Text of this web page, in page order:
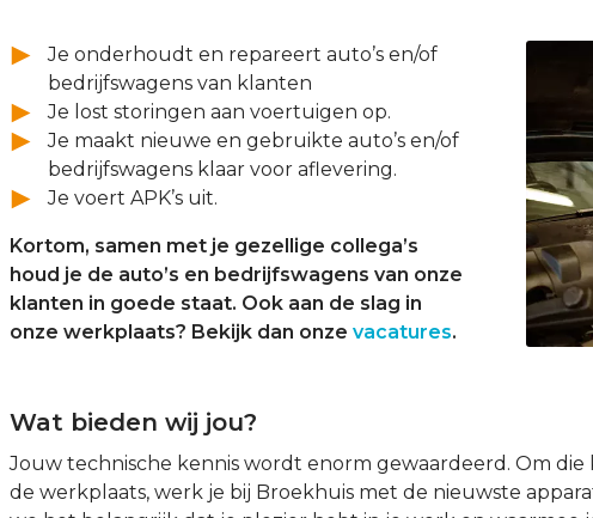
Je onderhoudt en repareert auto’s en/of
bedrijfswagens van klanten
Je lost storingen aan voertuigen op.
Je maakt nieuwe en gebruikte auto’s en/of
bedrijfswagens klaar voor aflevering.
Je voert APK’s uit.
Kortom, samen met je gezellige collega’s
houd je de auto’s en bedrijfswagens van onze
klanten in goede staat. Ook aan de slag in
onze werkplaats? Bekijk dan onze vacatures.
Wat bieden wij jou?
Jouw technische kennis wordt enorm gewaardeerd. Om
de werkplaats, werk je bij Broekhuis met de nieuwste